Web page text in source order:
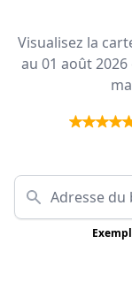
Visualisez la
au 01 août